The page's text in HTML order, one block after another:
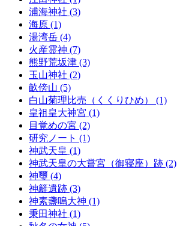
浦海神社 (3)
海原 (1)
湯湾岳 (4)
火産霊神 (7)
熊野荒坂津 (3)
玉山神社 (2)
畝傍山 (5)
白山菊理比売（くくりひめ） (1)
皇祖皇大神宮 (1)
目覚めの宮 (2)
研究ノート (1)
神武天皇 (1)
神武天皇の大嘗宮（御寝座）跡 (2)
神璽 (4)
神籬遺跡 (3)
神素盞嗚大神 (1)
秉田神社 (1)